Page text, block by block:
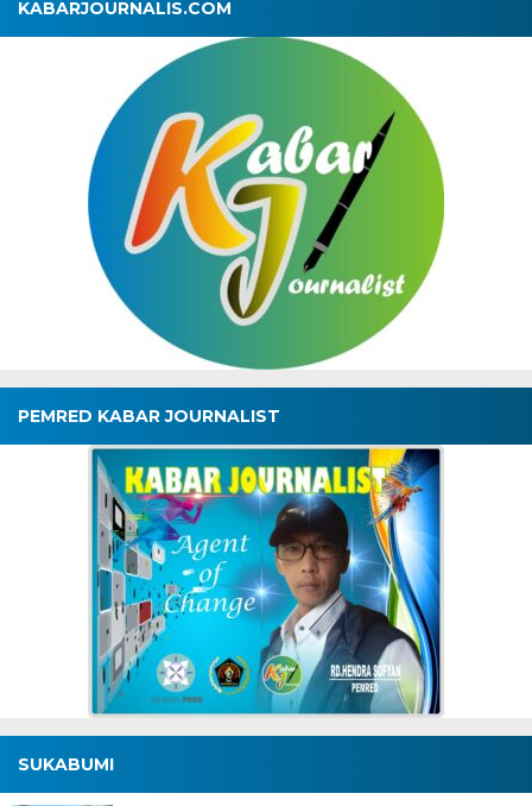
KABARJOURNALIS.COM
PEMRED KABAR JOURNALIST
SUKABUMI